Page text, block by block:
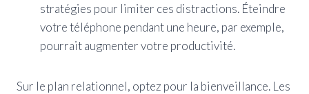
stratégies pour limiter ces distractions. Éteindre
votre téléphone pendant une heure, par exemple,
pourrait augmenter votre productivité.
Sur le plan relationnel, optez pour la bienveillance. Les